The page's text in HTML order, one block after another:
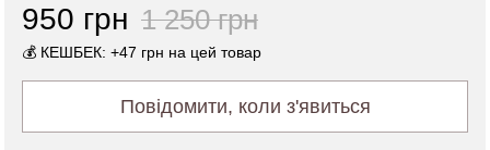
950 грн 1 250 грн
💰 КЕШБЕК: +47 грн на цей товар
Повідомити, коли з'явиться